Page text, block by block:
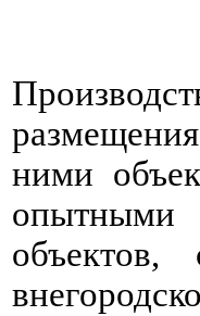
ними
опытными
объектов,